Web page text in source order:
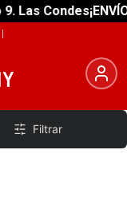
Las Condes
Filtrar